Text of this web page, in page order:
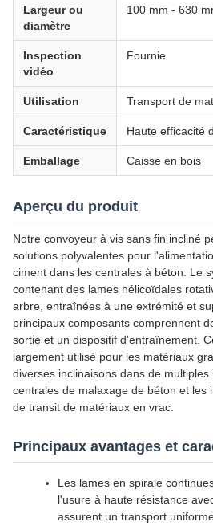
Largeur ou
diamètre
100 mm - 630
Inspection
vidéo
Fournie
Utilisation Transport de
Caractéristique Haute efficacité
Emballage Caisse en bois
Aperçu du produit
Notre convoyeur à vis sans fin incliné
solutions polyvalentes pour
ciment dans les centrales à béton. Le
contenant des lames hélicoïdales
arbre, entraînées à une extrémité et
principaux composants comprennent
sortie et un dispositif d'entraînement.
largement utilisé pour les matériaux
diverses inclinaisons dans de
centrales de malaxage de béton et les
de transit de matériaux en vrac.
Principaux avantages et
Les lames en spirale
l'usure à haute résistance
assurent un transport